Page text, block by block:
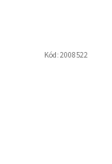
Kód:2008522